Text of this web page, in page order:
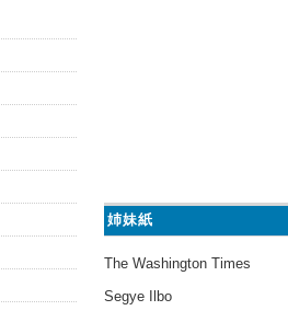
姉妹紙
The Washington Times
Segye Ilbo